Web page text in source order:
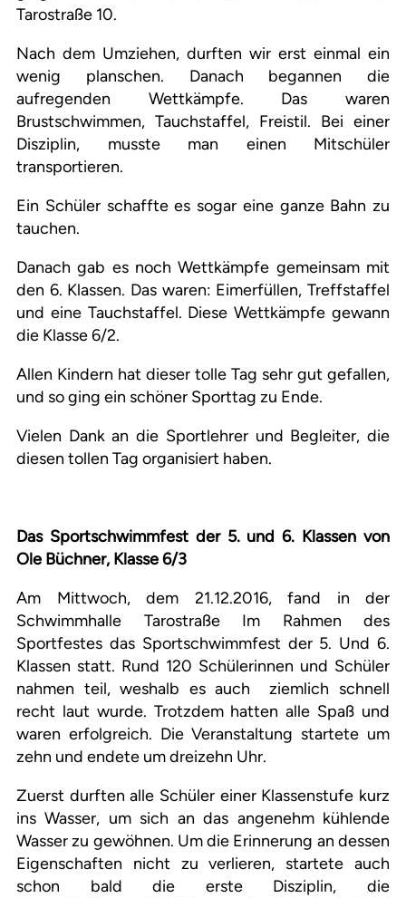
Tarostraße 10.
Nach dem Umziehen, durften wir erst einmal ein
wenig planschen. Danach begannen die
aufregenden Wettkämpfe. Das waren
Brustschwimmen, Tauchstaffel, Freistil. Bei einer
Disziplin, musste man einen Mitschüler
transportieren.
Ein Schüler schaffte es sogar eine ganze Bahn zu
tauchen.
Danach gab es noch Wettkämpfe gemeinsam mit
den 6. Klassen. Das waren: Eimerfüllen, Treffstaffel
und eine Tauchstaffel. Diese Wettkämpfe gewann
die Klasse 6/2.
Allen Kindern hat dieser tolle Tag sehr gut gefallen,
und so ging ein schöner Sporttag zu Ende.
Vielen Dank an die Sportlehrer und Begleiter, die
diesen tollen Tag organisiert haben.
Das Sportschwimmfest der 5. und 6. Klassen von
Ole Büchner, Klasse 6/3
Am Mittwoch, dem 21.12.2016, fand in der
Schwimmhalle Tarostraße Im Rahmen des
Sportfestes das Sportschwimmfest der 5. Und 6.
Klassen statt. Rund 120 Schülerinnen und Schüler
nahmen teil, weshalb es auch ziemlich schnell
recht laut wurde. Trotzdem hatten alle Spaß und
waren erfolgreich. Die Veranstaltung startete um
zehn und endete um dreizehn Uhr.
Zuerst durften alle Schüler einer Klassenstufe kurz
ins Wasser, um sich an das angenehm kühlende
Wasser zu gewöhnen. Um die Erinnerung an dessen
Eigenschaften nicht zu verlieren, startete auch
schon bald die erste Disziplin, die